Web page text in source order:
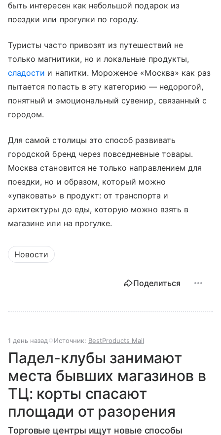
быть интересен как небольшой подарок из
поездки или прогулки по городу.
Туристы часто привозят из путешествий не
только магнитики, но и локальные продукты,
сладости и напитки. Мороженое «Москва» как раз
пытается попасть в эту категорию — недорогой,
понятный и эмоциональный сувенир, связанный с
городом.
Для самой столицы это способ развивать
городской бренд через повседневные товары.
Москва становится не только направлением для
поездки, но и образом, который можно
«упаковать» в продукт: от транспорта и
архитектуры до еды, которую можно взять в
магазине или на прогулке.
Новости
Поделиться
1 день назад Источник: BestProducts Mail
Падел-клубы занимают
места бывших магазинов в
ТЦ: корты спасают
площади от разорения
Торговые центры ищут новые способы